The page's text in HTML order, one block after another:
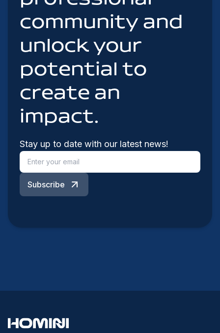
community and
unlock your
potential to
create an
impact.
Stay up to date with our latest news!
Subscribe